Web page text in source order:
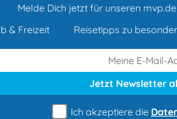
Melde Dich jetzt für unseren
& Freizeit
Reisetipps zu
Jetzt Newsletter
Ich akzeptiere die